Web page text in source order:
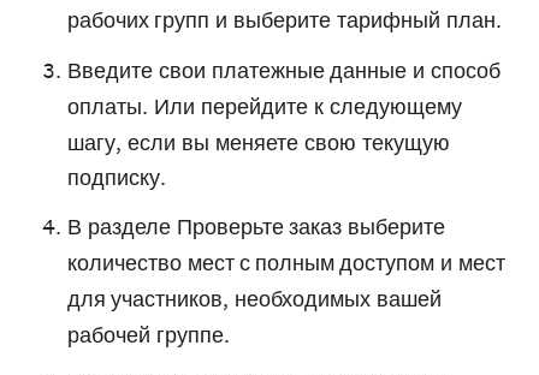
рабочих групп и выберите тарифный план.
Введите свои платежные данные и способ
оплаты. Или перейдите к следующему
шагу, если вы меняете свою текущую
подписку.
В разделе Проверьте заказ выберите
количество мест с полным доступом и мест
для участников, необходимых вашей
рабочей группе.